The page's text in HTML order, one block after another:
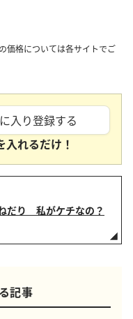
価格については各サイトでご
入り登録する
入れるだけ！
だり 私がケチなの？
記事